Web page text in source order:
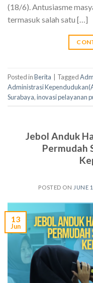
(18/6). Antusiasme
termasuk salah satu […]
Posted inBerita Tagged
Administrasi
Surabaya,inovasi pelayanan
Jebol Anduk
Permudah
POSTED ON JUNE
13
Jun